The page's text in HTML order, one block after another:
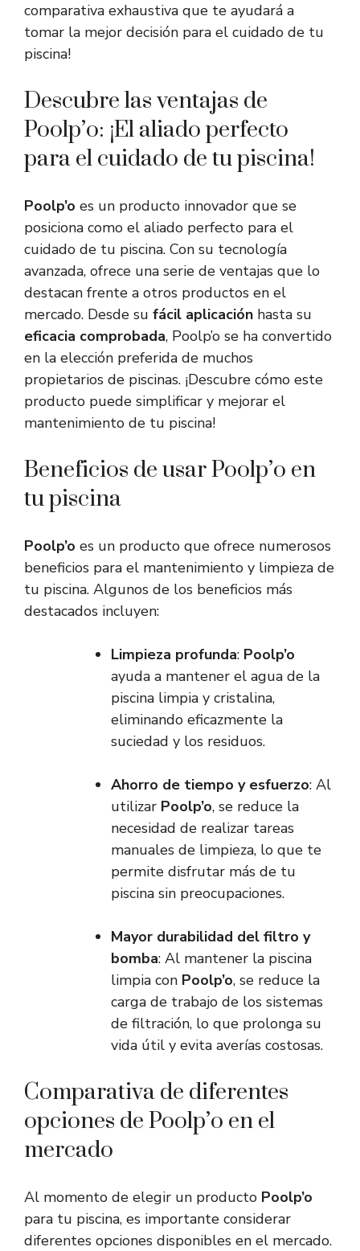
comparativa exhaustiva que te ayudará a
tomar la mejor decisión para el cuidado de tu
piscina!
Descubre las ventajas de
Poolp’o: ¡El aliado perfecto
para el cuidado de tu piscina!
Poolp’o es un producto innovador que se
posiciona como el aliado perfecto para el
cuidado de tu piscina. Con su tecnología
avanzada, ofrece una serie de ventajas que lo
destacan frente a otros productos en el
mercado. Desde su fácil aplicación hasta su
eficacia comprobada, Poolp’o se ha convertido
en la elección preferida de muchos
propietarios de piscinas. ¡Descubre cómo este
producto puede simplificar y mejorar el
mantenimiento de tu piscina!
Beneficios de usar Poolp’o en
tu piscina
Poolp’o es un producto que ofrece numerosos
beneficios para el mantenimiento y limpieza de
tu piscina. Algunos de los beneficios más
destacados incluyen:
Limpieza profunda: Poolp’o
ayuda a mantener el agua de la
piscina limpia y cristalina,
eliminando eficazmente la
suciedad y los residuos.
Ahorro de tiempo y esfuerzo: Al
utilizar Poolp’o, se reduce la
necesidad de realizar tareas
manuales de limpieza, lo que te
permite disfrutar más de tu
piscina sin preocupaciones.
Mayor durabilidad del filtro y
bomba: Al mantener la piscina
limpia con Poolp’o, se reduce la
carga de trabajo de los sistemas
de filtración, lo que prolonga su
vida útil y evita averías costosas.
Comparativa de diferentes
opciones de Poolp’o en el
mercado
Al momento de elegir un producto Poolp’o
para tu piscina, es importante considerar
diferentes opciones disponibles en el mercado.